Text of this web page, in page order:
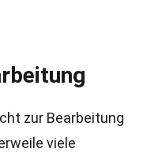
zur Bearbeitung
viele